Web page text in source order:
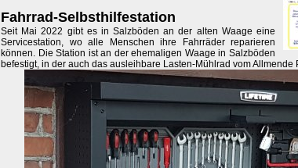
Fahrrad-Selbsthilfestation
Seit Mai 2022 gibt es in Salzböden an der alten Waage eine
Servicestation, wo alle Menschen ihre Fahrräder reparieren
können. Die Station ist an der ehemaligen Waage in Salzböden
befestigt, in der auch das ausleihbare Lasten-Mühlrad vom